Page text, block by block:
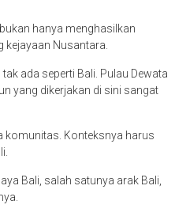
hanya menghasilkan
kejayaan Nusantara.
ada seperti Bali. Pulau Dewata
yang dikerjakan di sini sangat
komunitas. Konteksnya harus
Bali, salah satunya arak Bali,